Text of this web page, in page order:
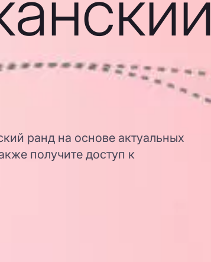
ранд на основе актуальных
получите доступ к